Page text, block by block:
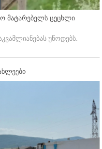
მატარებელს ცეცხლი
უწოდებს.